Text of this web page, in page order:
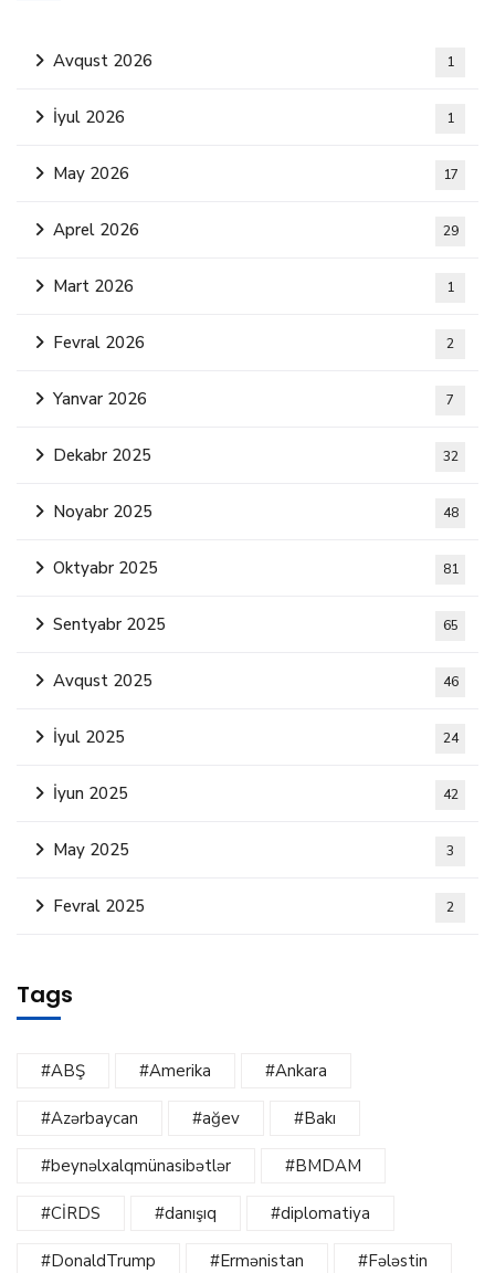
Avqust 2026 1
İyul 2026 1
May 2026 17
Aprel 2026 29
Mart 2026 1
Fevral 2026 2
Yanvar 2026 7
Dekabr 2025 32
Noyabr 2025 48
Oktyabr 2025 81
Sentyabr 2025 65
Avqust 2025 46
İyul 2025 24
İyun 2025 42
May 2025 3
Fevral 2025 2
Tags
#ABŞ #Amerika #Ankara
#Azərbaycan #ağev #Bakı
#beynəlxalqmünasibətlər #BMDAM
#CİRDS #danışıq #diplomatiya
#DonaldTrump #Ermənistan #Fələstin